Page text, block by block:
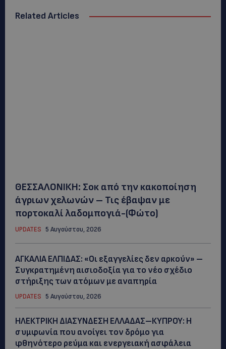
Related Articles
ΘΕΣΣΑΛΟΝΙΚΗ: Σοκ από την κακοποίηση
άγριων χελωνών – Τις έβαψαν με
πορτοκαλί λαδομπογιά-(Φώτο)
UPDATES 5 Αυγούστου, 2026
ΑΓΚΑΛΙΑ ΕΛΠΙΔΑΣ: «Οι εξαγγελίες δεν αρκούν» –
Συγκρατημένη αισιοδοξία για το νέο σχέδιο
στήριξης των ατόμων με αναπηρία
UPDATES 5 Αυγούστου, 2026
ΗΛΕΚΤΡΙΚΗ ΔΙΑΣΥΝΔΕΣΗ ΕΛΛΑΔΑΣ–ΚΥΠΡΟΥ: Η
συμφωνία που ανοίγει τον δρόμο για
φθηνότερο ρεύμα και ενεργειακή ασφάλεια